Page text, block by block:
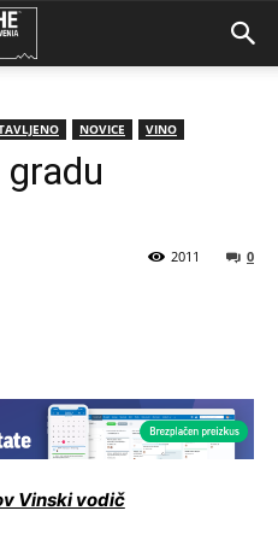
NOVICE VINO
0
2011
Vinski vodič